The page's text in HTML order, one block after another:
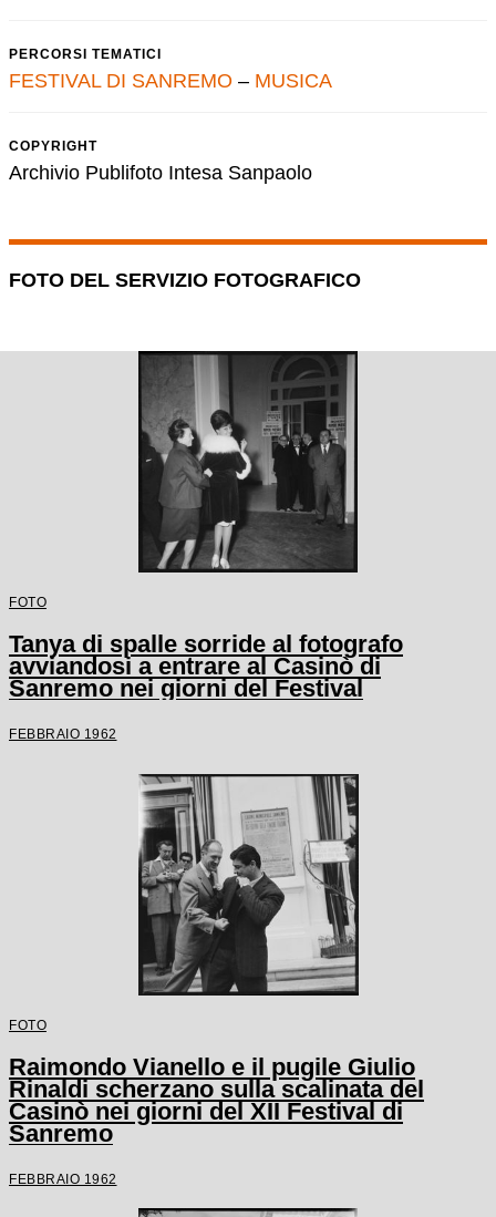
PERCORSI TEMATICI
FESTIVAL DI SANREMO – MUSICA
COPYRIGHT
Archivio Publifoto Intesa Sanpaolo
FOTO DEL SERVIZIO FOTOGRAFICO
FOTO
Tanya di spalle sorride al fotografo
avviandosi a entrare al Casinò di
Sanremo nei giorni del Festival
FEBBRAIO 1962
FOTO
Raimondo Vianello e il pugile Giulio
Rinaldi scherzano sulla scalinata del
Casinò nei giorni del XII Festival di
Sanremo
FEBBRAIO 1962